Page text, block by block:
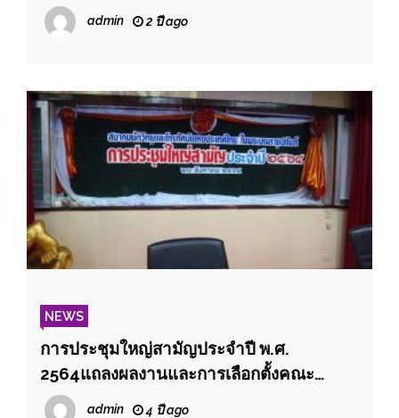
พระเจ้าอยู่หัว เนื่องในโอกาสวันเฉลิม
พระชนมพรรษา วันที่ ๒๘ กรกฎาคม ๒๕๖๔
admin 2 ปี ago
NEWS
การประชุมใหญ่สามัญประจำปี พ.ศ.
2564แถลงผลงานและการเลือกตั้งคณะ
กรรมการบริหารชุดใหม่ (วาระปี2565-2566)
admin 4 ปี ago